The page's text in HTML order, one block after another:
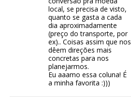
local, se precisa de visto,
quanto se gasta a cada
dia aproximadamente
(preço do transporte, por
ex).. Coisas assim que nos
dêem direções mais
concretas para nos
planejarmos.
Eu aaamo essa coluna! É
a minha favorita :)))